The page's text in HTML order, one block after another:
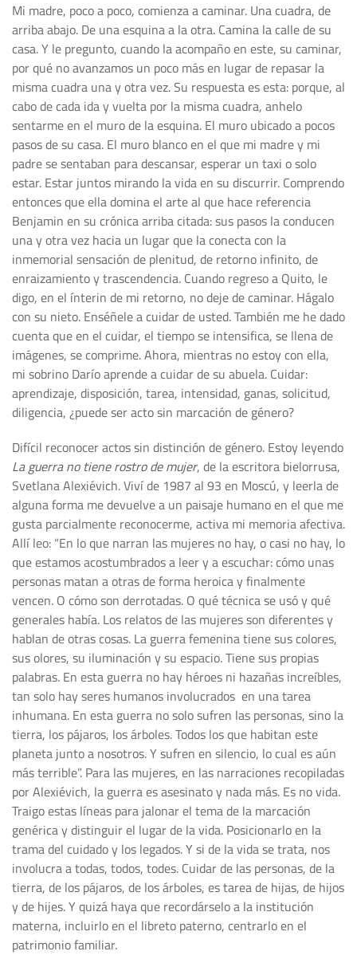
Mi madre, poco a poco, comienza a caminar. Una cuadra, de
arriba abajo. De una esquina a la otra. Camina la calle de su
casa. Y le pregunto, cuando la acompaño en este, su caminar,
por qué no avanzamos un poco más en lugar de repasar la
misma cuadra una y otra vez. Su respuesta es esta: porque, al
cabo de cada ida y vuelta por la misma cuadra, anhelo
sentarme en el muro de la esquina. El muro ubicado a pocos
pasos de su casa. El muro blanco en el que mi madre y mi
padre se sentaban para descansar, esperar un taxi o solo
estar. Estar juntos mirando la vida en su discurrir. Comprendo
entonces que ella domina el arte al que hace referencia
Benjamin en su crónica arriba citada: sus pasos la conducen
una y otra vez hacia un lugar que la conecta con la
inmemorial sensación de plenitud, de retorno infinito, de
enraizamiento y trascendencia. Cuando regreso a Quito, le
digo, en el ínterin de mi retorno, no deje de caminar. Hágalo
con su nieto. Enséñele a cuidar de usted. También me he dado
cuenta que en el cuidar, el tiempo se intensifica, se llena de
imágenes, se comprime. Ahora, mientras no estoy con ella,
mi sobrino Darío aprende a cuidar de su abuela. Cuidar:
aprendizaje, disposición, tarea, intensidad, ganas, solicitud,
diligencia, ¿puede ser acto sin marcación de género?
Difícil reconocer actos sin distinción de género. Estoy leyendo
La guerra no tiene rostro de mujer, de la escritora bielorrusa,
Svetlana Alexiévich. Viví de 1987 al 93 en Moscú, y leerla de
alguna forma me devuelve a un paisaje humano en el que me
gusta parcialmente reconocerme, activa mi memoria afectiva.
Allí leo: “En lo que narran las mujeres no hay, o casi no hay, lo
que estamos acostumbrados a leer y a escuchar: cómo unas
personas matan a otras de forma heroica y finalmente
vencen. O cómo son derrotadas. O qué técnica se usó y qué
generales había. Los relatos de las mujeres son diferentes y
hablan de otras cosas. La guerra femenina tiene sus colores,
sus olores, su iluminación y su espacio. Tiene sus propias
palabras. En esta guerra no hay héroes ni hazañas increíbles,
tan solo hay seres humanos involucrados en una tarea
inhumana. En esta guerra no solo sufren las personas, sino la
tierra, los pájaros, los árboles. Todos los que habitan este
planeta junto a nosotros. Y sufren en silencio, lo cual es aún
más terrible”. Para las mujeres, en las narraciones recopiladas
por Alexiévich, la guerra es asesinato y nada más. Es no vida.
Traigo estas líneas para jalonar el tema de la marcación
genérica y distinguir el lugar de la vida. Posicionarlo en la
trama del cuidado y los legados. Y si de la vida se trata, nos
involucra a todas, todos, todes. Cuidar de las personas, de la
tierra, de los pájaros, de los árboles, es tarea de hijas, de hijos
y de hijes. Y quizá haya que recordárselo a la institución
materna, incluirlo en el libreto paterno, centrarlo en el
patrimonio familiar.